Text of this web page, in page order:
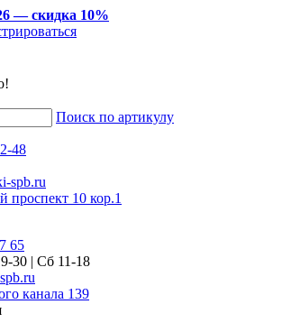
— скидка 10%
Поиск по артикулу
48
spb.ru
10 кор.1
65
30 | Сб 11-18
канала 139